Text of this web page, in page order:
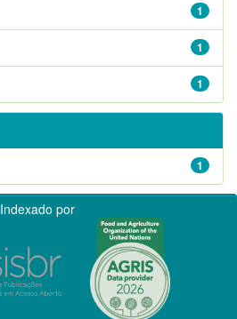
1
1
1
1
Indexado por